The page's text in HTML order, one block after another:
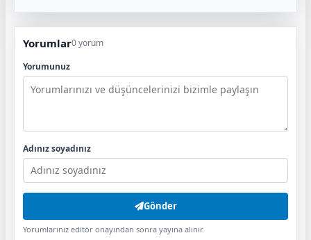
Yorumlar0 yorum
Yorumunuz
Adınız soyadınız
Gönder
Yorumlarınız editör onayından sonra yayına alınır.